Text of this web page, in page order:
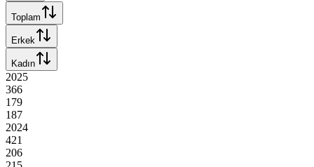
Toplam
Erkek
Kadın
2025
366
179
187
2024
421
206